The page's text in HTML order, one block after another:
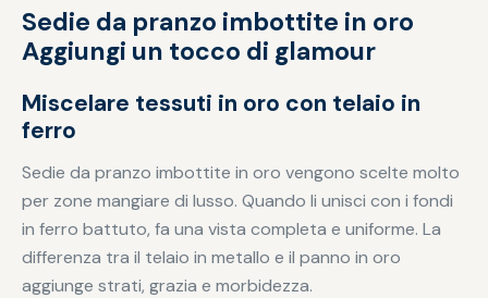
Sedie da pranzo imbottite in oro
Aggiungi un tocco di glamour
Miscelare tessuti in oro con telaio in
ferro
Sedie da pranzo imbottite in oro vengono scelte molto
per zone mangiare di lusso. Quando li unisci con i fondi
in ferro battuto, fa una vista completa e uniforme. La
differenza tra il telaio in metallo e il panno in oro
aggiunge strati, grazia e morbidezza.